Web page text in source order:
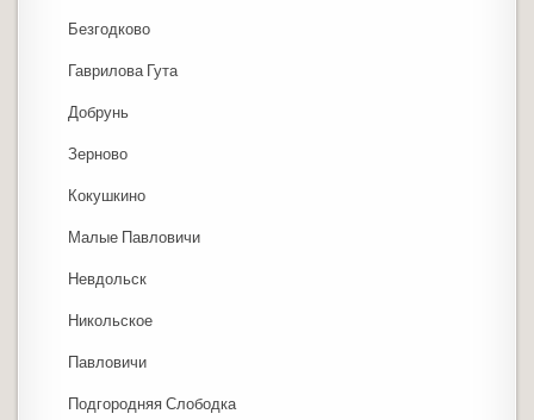
Безгодково
Гаврилова Гута
Добрунь
Зерново
Кокушкино
Малые Павловичи
Невдольск
Никольское
Павловичи
Подгородняя Слободка